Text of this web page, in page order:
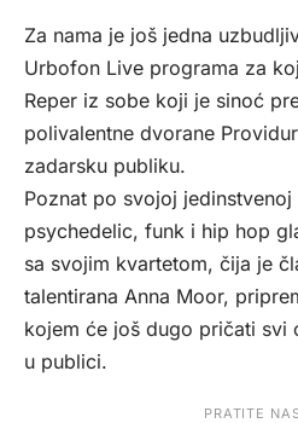
Za nama je još jedna
Urbofon Live programa za
Reper iz sobe koji je sinoć
polivalentne dvorane
zadarsku publiku.
Poznat po svojoj jedinstvenoj
psychedelic, funk i hip hop
sa svojim kvartetom, čija je
talentirana Anna Moor,
kojem će još dugo pričati svi
u publici.
PRATITE